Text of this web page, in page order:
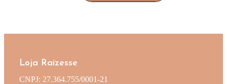
Loja Raizesse
CNPJ: 27.364.755/0001-21